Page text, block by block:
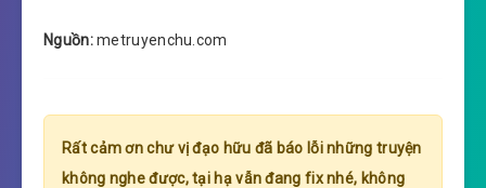
Nguồn:metruyenchu.com
Rất cảm ơn chư vị đạo hữu đã báo lỗi những truyện
không nghe được, tại hạ vẫn đang fix nhé, không